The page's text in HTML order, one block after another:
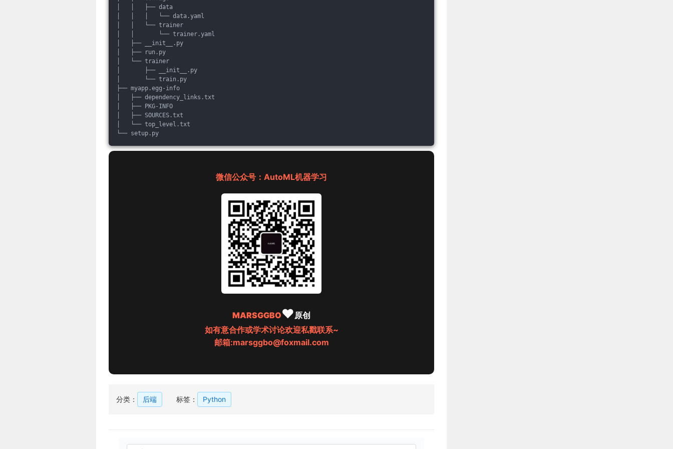
│   │   ├── data
│   │   │   └── data.yaml
│   │   └── trainer
│   │       └── trainer.yaml
│   ├── __init__.py
│   ├── run.py
│   └── trainer
│       ├── __init__.py
│       └── train.py
├── myapp.egg-info
│   ├── dependency_links.txt
│   ├── PKG-INFO
│   ├── SOURCES.txt
│   └── top_level.txt
└── setup.py
微信公众号：AutoML机器学习
MARSGGBO♥ 原创
如有意合作或学术讨论欢迎私戳联系~
邮箱:marsggbo@foxmail.com
分类： 后端 标签： Python